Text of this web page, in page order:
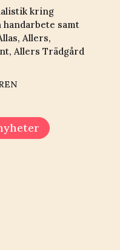
kring
handarbete samt
Allers,
Allers Trädgård